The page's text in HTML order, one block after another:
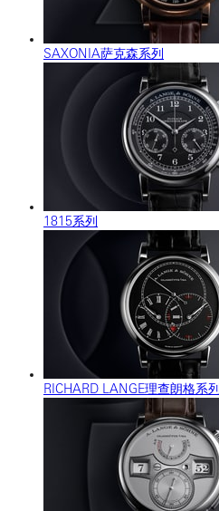
SAXONIA萨克森系列
1815系列
RICHARD LANGE理查朗格系列